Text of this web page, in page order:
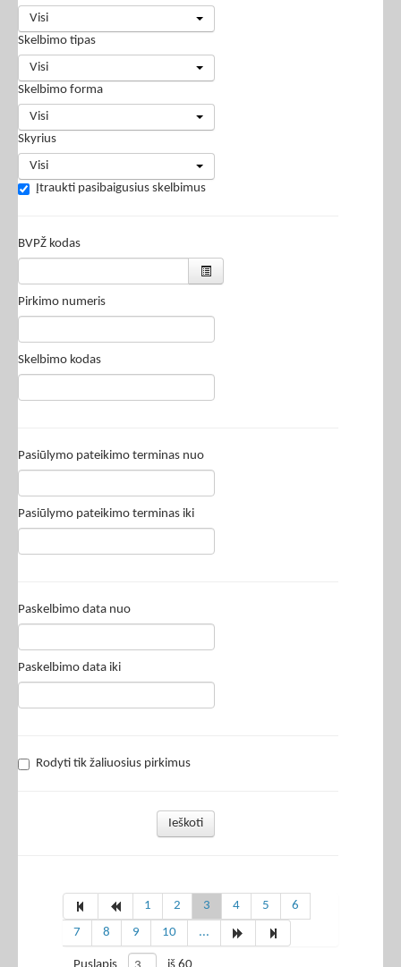
Visi
Skelbimo tipas
Visi
Skelbimo forma
Visi
Skyrius
Visi
Įtraukti pasibaigusius skelbimus
BVPŽ kodas
Pirkimo numeris
Skelbimo kodas
Pasiūlymo pateikimo terminas nuo
Pasiūlymo pateikimo terminas iki
Paskelbimo data nuo
Paskelbimo data iki
Rodyti tik žaliuosius pirkimus
Ieškoti
1 2 3 4 5
6
7
8 9 10 ...